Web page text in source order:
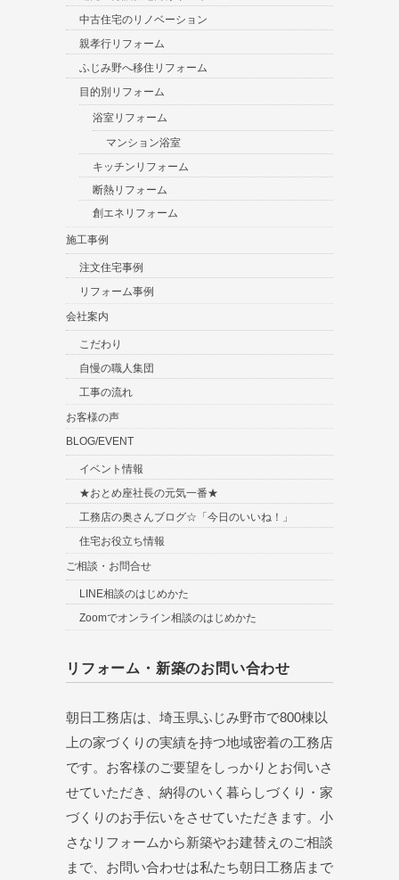
中古住宅のリノベーション
親孝行リフォーム
ふじみ野へ移住リフォーム
目的別リフォーム
浴室リフォーム
マンション浴室
キッチンリフォーム
断熱リフォーム
創エネリフォーム
施工事例
注文住宅事例
リフォーム事例
会社案内
こだわり
自慢の職人集団
工事の流れ
お客様の声
BLOG/EVENT
イベント情報
★おとめ座社長の元気一番★
工務店の奥さんブログ☆「今日のいいね！」
住宅お役立ち情報
ご相談・お問合せ
LINE相談のはじめかた
Zoomでオンライン相談のはじめかた
リフォーム・新築のお問い合わせ
朝日工務店は、埼玉県ふじみ野市で800棟以
上の家づくりの実績を持つ地域密着の工務店
です。お客様のご要望をしっかりとお伺いさ
せていただき、納得のいく暮らしづくり・家
づくりのお手伝いをさせていただきます。小
さなリフォームから新築やお建替えのご相談
まで、お問い合わせは私たち朝日工務店まで